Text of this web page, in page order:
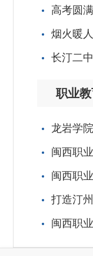
高考圆
烟火暖
长汀二
职业
龙岩学
闽西职
闽西职
打造汀
闽西职